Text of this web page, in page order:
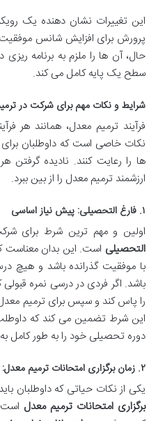
این تغییرات نشان دهنده یک
پرورش برای افزایش شانس موفقیت
حال، آن ها را ملزم به برنامه
سطح یک پایه کامل می کند.
شرایط و نکات مهم برای شرکت در
فرآیند ترمیم معدل، همانند هر
نکات خاصی است که داوطلبان
ها را رعایت کنند. نادیده
ارزشمند ترمیم معدل را از بین ببرد.
۱. فارغ التحصیلی: پیش نیاز اساسی
اولین و مهم ترین شرط برای
التحصیلی است. این بدان معناست
با موفقیت گذرانده باشد و هیچ
باشد. اگر فردی در درسی نمره
را پاس کند و سپس برای ترمیم
این شرط تضمین می کند که
دوره تحصیلی خود را به طور کامل
۲. زمان برگزاری امتحانات ترمیم معدل: فقط خردادماه
یکی از نکات حیاتی که داوطلبان
برگزاری امتحانات ترمیم معدل